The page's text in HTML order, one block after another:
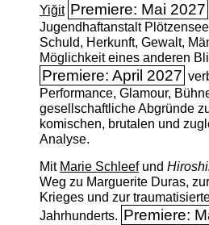
Yiğit Premiere: Mai 2027
Jugendhaftanstalt
Schuld, Herkunft, Gewalt,
Möglichkeit eines anderen
Premiere: April 2027
Performance, Glamour,
gesellschaftliche Abgründe
komischen, brutalen und
Analyse.
Mit Marie Schleefund
Weg zu Marguerite Duras,
Krieges und zur
Jahrhunderts. Premiere: